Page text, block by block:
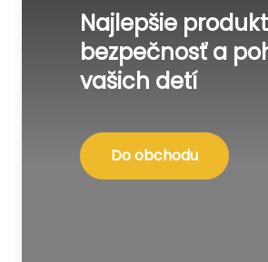
Najlepšie
bezpečnosť a
vašich detí
Do obchodu